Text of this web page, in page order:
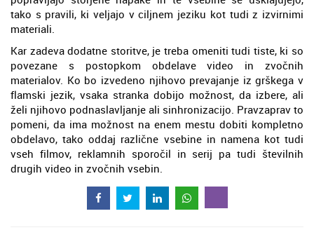
tako s pravili, ki veljajo v ciljnem jeziku kot tudi z izvirnimi
materiali.
Kar zadeva dodatne storitve, je treba omeniti tudi tiste, ki so
povezane s postopkom obdelave video in zvočnih
materialov. Ko bo izvedeno njihovo prevajanje iz grškega v
flamski jezik, vsaka stranka dobijo možnost, da izbere, ali
želi njihovo podnaslavljanje ali sinhronizacijo. Pravzaprav to
pomeni, da ima možnost na enem mestu dobiti kompletno
obdelavo, tako oddaj različne vsebine in namena kot tudi
vseh filmov, reklamnih sporočil in serij pa tudi številnih
drugih video in zvočnih vsebin.